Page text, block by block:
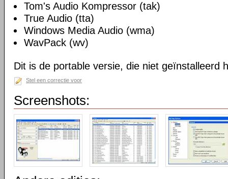
Tom's Audio Kompressor (tak)
True Audio (tta)
Windows Media Audio (wma)
WavPack (wv)
Dit is de portable versie, die niet geïnstalleerd
Stel een correctie voor
Screenshots: